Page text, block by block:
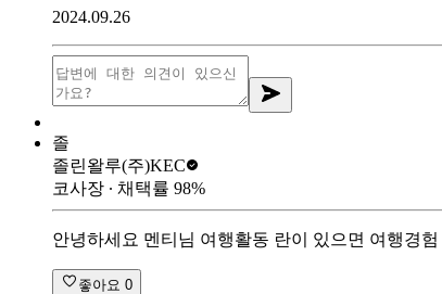
2024.09.26
졸
졸린왈루(주)KEC
코사장 ∙ 채택률 98%
안녕하세요 멘티님 여행활동 란이 있으면 여행경
좋아요 0